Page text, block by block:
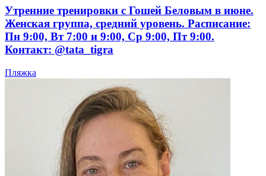
Утренние тренировки с Гошей Беловым в июне.
Женская группа, средний уровень. Расписание:
Пн 9:00, Вт 7:00 и 9:00, Ср 9:00, Пт 9:00.
Контакт: @tata_tigra
Пляжка